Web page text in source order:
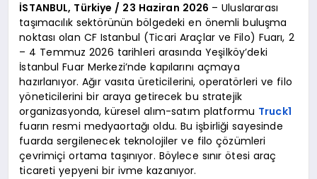
İSTANBUL, Türkiye / 23 Haziran 2026 – Uluslararası
taşımacılık sektörünün bölgedeki en önemli buluşma
noktası olan CF Istanbul (Ticari Araçlar ve Filo) Fuarı, 2
– 4 Temmuz 2026 tarihleri arasında Yeşilköy’deki
İstanbul Fuar Merkezi’nde kapılarını açmaya
hazırlanıyor. Ağır vasıta üreticilerini, operatörleri ve filo
yöneticilerini bir araya getirecek bu stratejik
organizasyonda, küresel alım-satım platformu Truck1
fuarın resmi medyaortağı oldu. Bu işbirliği sayesinde
fuarda sergilenecek teknolojiler ve filo çözümleri
çevrimiçi ortama taşınıyor. Böylece sınır ötesi araç
ticareti yepyeni bir ivme kazanıyor.